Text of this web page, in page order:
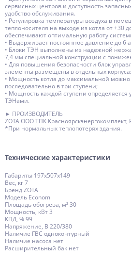
сервисных центров и доступность
удобство обслуживания.
• Регулировка температуры воздуха в
теплоносителя на выходе из котла от +30
обеспечивают оптимальную работу
• Выдерживает постоянное давление до 6
• Блоки ТЭН выполнены из надежной
7,4 мм специальной конструкции с
• Для повышения безопасности блок
элементы размещены в отдельных
• Мощность котла до максимальной можно
последовательно в три ступени;
• Мощность каждой ступени определяется
ТЭНами.
► ПРОИЗВОДИТЕЛЬ
ZOTA ООО ТПК Красноярскэнергокомплект,
*При нормальных теплопотерях здания.
Технические характеристики
Габариты 197x507x149
Вес, кг 7
Бренд ZOTA
Модель Econom
Площадь обогрева, м² 30
Мощность, кВт 3
КПД, % 99
Напряжение, В 220/380
Наличие ГВС одноконтурный
Наличие насоса нет
Расширительный бак нет